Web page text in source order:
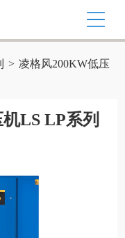
> 凌格风200KW低压
LS LP系列